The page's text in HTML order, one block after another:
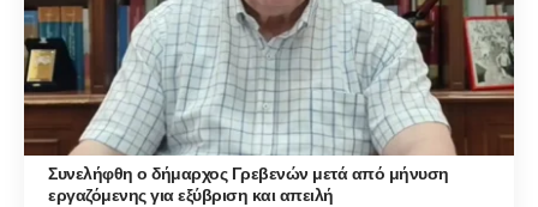
Συνελήφθη ο δήμαρχος Γρεβενών μετά από μήνυση
εργαζόμενης για εξύβριση και απειλή